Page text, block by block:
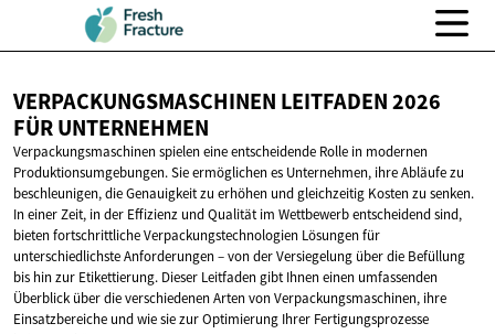
VERPACKUNGSMASCHINEN LEITFADEN 2026
FÜR UNTERNEHMEN
Verpackungsmaschinen spielen eine entscheidende Rolle in modernen
Produktionsumgebungen. Sie ermöglichen es Unternehmen, ihre Abläufe zu
beschleunigen, die Genauigkeit zu erhöhen und gleichzeitig Kosten zu senken.
In einer Zeit, in der Effizienz und Qualität im Wettbewerb entscheidend sind,
bieten fortschrittliche Verpackungstechnologien Lösungen für
unterschiedlichste Anforderungen – von der Versiegelung über die Befüllung
bis hin zur Etikettierung. Dieser Leitfaden gibt Ihnen einen umfassenden
Überblick über die verschiedenen Arten von Verpackungsmaschinen, ihre
Einsatzbereiche und wie sie zur Optimierung Ihrer Fertigungsprozesse